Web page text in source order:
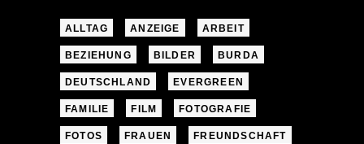
ALLTAG ANZEIGE ARBEIT
BEZIEHUNG BILDER BURDA
DEUTSCHLAND EVERGREEN
FAMILIE FILM FOTOGRAFIE
FOTOS FRAUEN FREUNDSCHAFT